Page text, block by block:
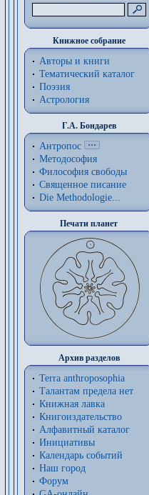
Книжное собрание
Авторы и книги
Тематический каталог
Поэзия
Астрология
Г.А. Бондарев
Антропос
Методософия
Философия cвободы
Священное писание
Die Methodologie...
Печати планет
Архив разделов
Terra anthroposophia
Талантам предела нет
Книжная лавка
Книгоиздательство
Алфавитный каталог
Инициативы
Календарь событий
Наш город
Форум